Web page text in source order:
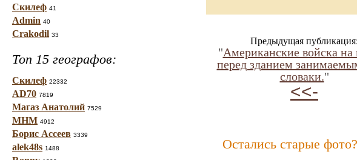
Скилеф 41
Admin 40
Crakodil 33
Топ 15 географов:
Скилеф 22332
AD70 7819
Магаз Анатолий 7529
МНМ 4912
Борис Ассеев 3339
alek48s 1488
Предыдущая публикация:
"Американские войска на
перед зданием
словаки."
<<-
Остались старые фото?